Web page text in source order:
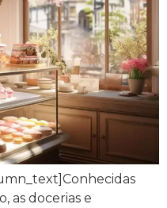
as docerias e